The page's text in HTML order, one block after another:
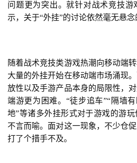
问题更为突出。就针对战术竞技游
示，关于“外挂”的讨论依然毫无悬念
随着战术竞技类游戏热潮向移动端
大量的外挂开始在移动端市场涌现
放性以及手游产品本身的局限性，
端游更为困难。“徒步追车”“隔墙
地”等诸多外挂形式对于游戏的游
不言而喻。面对这一现象，不少仓
打了个措手不及。